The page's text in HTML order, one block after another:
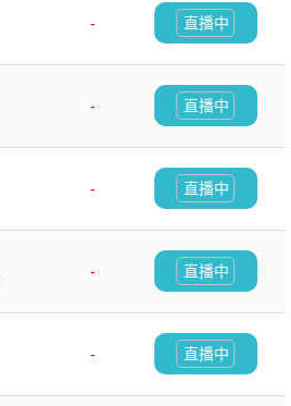
-
直播中
-
直播中
-
直播中
-
直播中
-
直播中